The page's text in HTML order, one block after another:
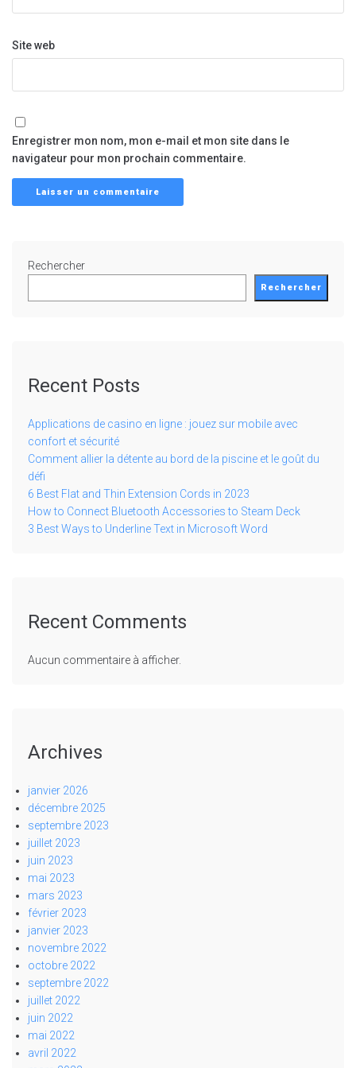
Site web
Enregistrer mon nom, mon e-mail et mon site dans le
navigateur pour mon prochain commentaire.
Rechercher
Rechercher
Recent Posts
Applications de casino en ligne : jouez sur mobile avec
confort et sécurité
Comment allier la détente au bord de la piscine et le goût du
défi
6 Best Flat and Thin Extension Cords in 2023
How to Connect Bluetooth Accessories to Steam Deck
3 Best Ways to Underline Text in Microsoft Word
Recent Comments
Aucun commentaire à afficher.
Archives
janvier 2026
décembre 2025
septembre 2023
juillet 2023
juin 2023
mai 2023
mars 2023
février 2023
janvier 2023
novembre 2022
octobre 2022
septembre 2022
juillet 2022
juin 2022
mai 2022
avril 2022